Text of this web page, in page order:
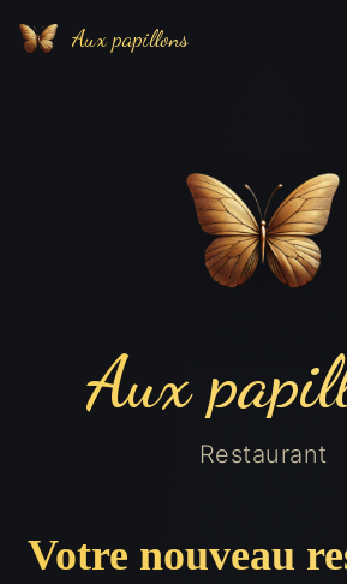
Aux papillons
Aux
Restaurant
Votre nouveau